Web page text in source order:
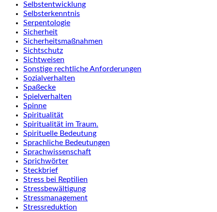
Selbstentwicklung
Selbsterkenntnis
Serpentologie
Sicherheit
Sicherheitsmaßnahmen
Sichtschutz
Sichtweisen
Sonstige rechtliche Anforderungen
Sozialverhalten
Spaßecke
Spielverhalten
Spinne
Spiritualität
Spiritualität im Traum.
Spirituelle Bedeutung
Sprachliche Bedeutungen
Sprachwissenschaft
Sprichwörter
Steckbrief
Stress bei Reptilien
Stressbewältigung
Stressmanagement
Stressreduktion